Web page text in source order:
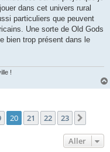
dans cet univers rural
particuliers que peuvent
Une sorte de Old Gods
bien trop présent dans le
!
20 21 22 23
Aller